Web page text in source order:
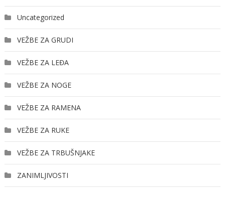
Uncategorized
VEŽBE ZA GRUDI
VEŽBE ZA LEĐA
VEŽBE ZA NOGE
VEŽBE ZA RAMENA
VEŽBE ZA RUKE
VEŽBE ZA TRBUŠNJAKE
ZANIMLJIVOSTI